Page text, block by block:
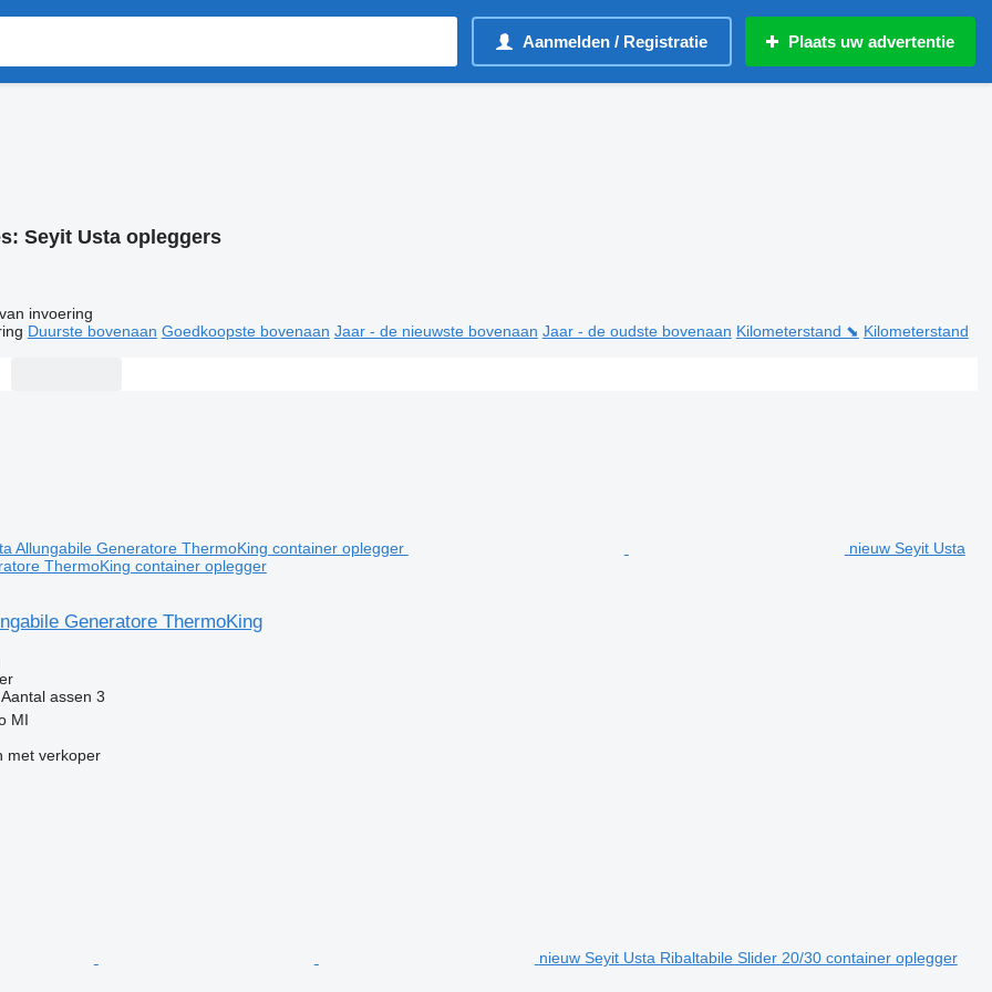
Aanmelden / Registratie Plaats uw advertentie
Seyit Usta opleggers
invoering
Duurste bovenaan Goedkoopste bovenaan Jaar - de nieuwste bovenaan Jaar - de oudste bovenaan Kilometerstand ⬊ Kilometerstand
nieuw Seyit Usta
ThermoKing container oplegger
Generatore ThermoKing
Aantal assen 3
MI
met verkoper
nieuw Seyit Usta Ribaltabile Slider 20/30 container oplegger